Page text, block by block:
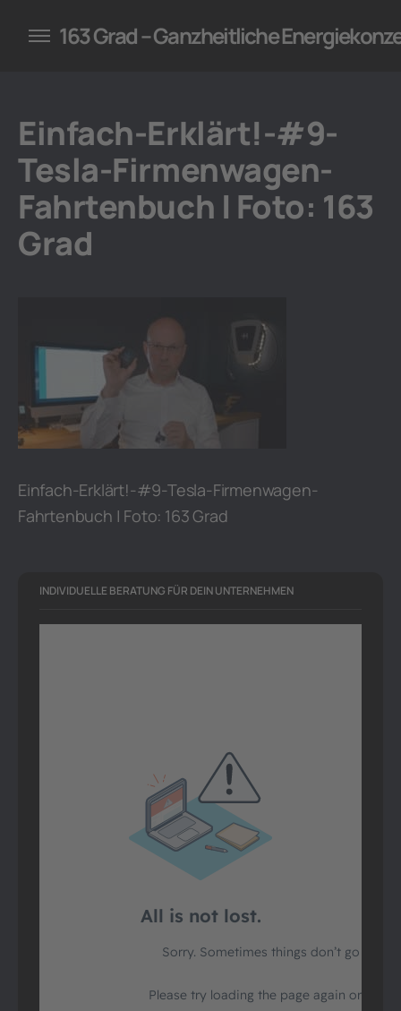
für Unternehmen
163 Grad – Ganzheitliche
Einfach-Erklärt!-#9-
Tesla-Firmenwagen-
Fahrtenbuch | Foto: 163
Grad
Einfach-Erklärt!-#9-Tesla-Firmenwagen-
Fahrtenbuch | Foto: 163 Grad
INDIVIDUELLE BERATUNG FÜR DEIN UNTERNEHMEN